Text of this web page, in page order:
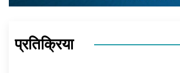
प्रतिक्रिया